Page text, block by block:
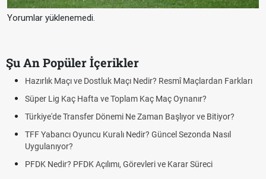
Yorumlar yüklenemedi.
Şu An Popüler İçerikler
Puan Durumunda AG, OM ve Diğer Kısaltmalar Ne Anlama Gelir?
Skor Ne Demek? Sporda Skor ve Sonuç Kavramları
Futbol Nasıl Oynanır? Temel Futbol Kuralları
Deplasman Golü Kuralı Nedir? Hangi Organizasyonlarda
Uygulanıyor?
DGS Sonuçları Ne Zaman Açıklanacak 2026? ÖSYM Sonuç